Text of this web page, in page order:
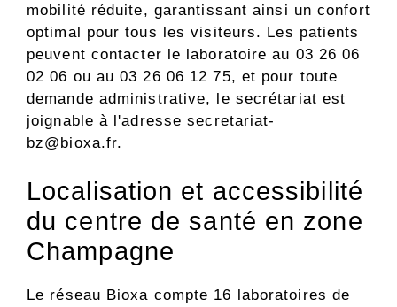
mobilité réduite, garantissant ainsi un confort
optimal pour tous les visiteurs. Les patients
peuvent contacter le laboratoire au 03 26 06
02 06 ou au 03 26 06 12 75, et pour toute
demande administrative, le secrétariat est
joignable à l'adressesecretariat-
bz@bioxa.fr.
Localisation et accessibilité
du centre de santé en zone
Champagne
Le réseau Bioxa compte 16 laboratoires de